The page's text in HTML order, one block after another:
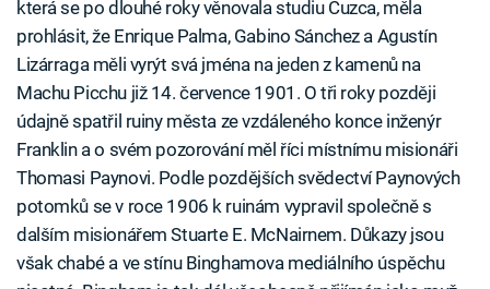
která se po dlouhé roky věnovala studiu Cuzca, měla
prohlásit, že Enrique Palma, Gabino Sánchez a Agustín
Lizárraga měli vyrýt svá jména na jeden z kamenů na
Machu Picchu již 14. července 1901. O tři roky později
údajně spatřil ruiny města ze vzdáleného konce inženýr
Franklin a o svém pozorování měl říci místnímu misionáři
Thomasi Paynovi. Podle pozdějších svědectví Paynových
potomků se v roce 1906 k ruinám vypravil společně s
dalším misionářem Stuarte E. McNairnem. Důkazy jsou
však chabé a ve stínu Binghamova mediálního úspěchu